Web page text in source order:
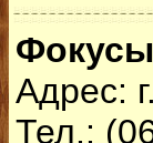
Адрес:
Тел.: